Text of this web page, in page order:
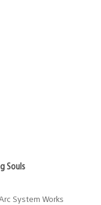
Souls
System Works